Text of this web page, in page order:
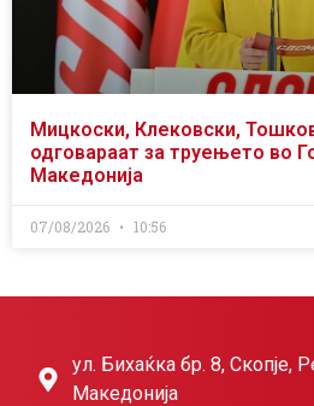
Мицкоски, Клековски,
одговараат за труењето во
Македонија
07/08/2026 10:56
ул. Бихаќка бр. 8, Скопје,
Македонија